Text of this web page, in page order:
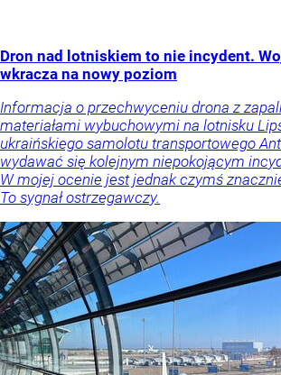
Dron nad lotniskiem to nie incydent.
wkracza na nowy poziom
Informacja o przechwyceniu drona z
materiałami wybuchowymi na lotnisku
ukraińskiego samolotu transportowego
wydawać się kolejnym niepokojącym
W mojej ocenie jest jednak czymś
To sygnał ostrzegawczy.